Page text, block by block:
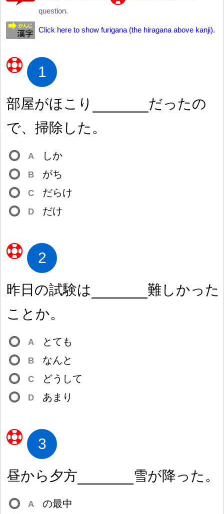
question.
Click here to show furigana (the hiragana above kanji).
1
部屋がほこり
だったの
で、 掃除 した。
A しか
B がち
C だらけ
D だけ
2
昨 日 の試験は 難しかった
ことか。
A とても
B なんと
C どうして
D あまり
3
昼から 夕方 雪が降った。
A の最中